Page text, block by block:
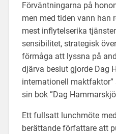
Förväntningarna på
men med tiden vann han
mest inflytelserika
sensibilitet, strategisk
förmåga att lyssna på
djärva beslut gjorde Dag
internationell maktfaktor”
sin bok ”Dag
Ett fullsatt lunchmöte
berättande författare att